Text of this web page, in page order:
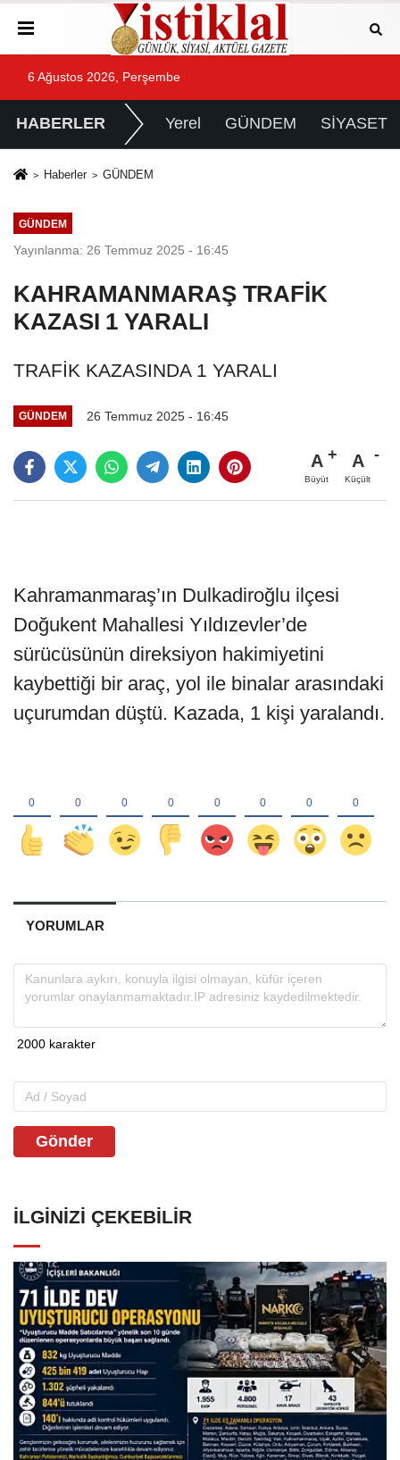
6 Ağustos 2026, Perşembe
HABERLER Yerel GÜNDEM SİYASET
Haberler GÜNDEM
GÜNDEM
Yayınlanma: 26 Temmuz 2025 - 16:45
KAHRAMANMARAŞ TRAFİK
KAZASI 1 YARALI
TRAFİK KAZASINDA 1 YARALI
GÜNDEM 26 Temmuz 2025 - 16:45
A
Büyüt
A
Küçült
Kahramanmaraş’ın Dulkadiroğlu ilçesi
Doğukent Mahallesi Yıldızevler’de
sürücüsünün direksiyon hakimiyetini
kaybettiği bir araç, yol ile binalar arasındaki
uçurumdan düştü. Kazada, 1 kişi yaralandı.
YORUMLAR
Gönder
İLGINIZI ÇEKEBILIR